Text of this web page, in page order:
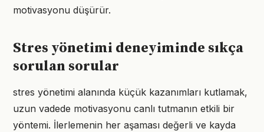
motivasyonu düşürür.
Stres yönetimi deneyiminde sıkça
sorulan sorular
stres yönetimi alanında küçük kazanımları kutlamak,
uzun vadede motivasyonu canlı tutmanın etkili bir
yöntemi. İlerlemenin her aşaması değerli ve kayda